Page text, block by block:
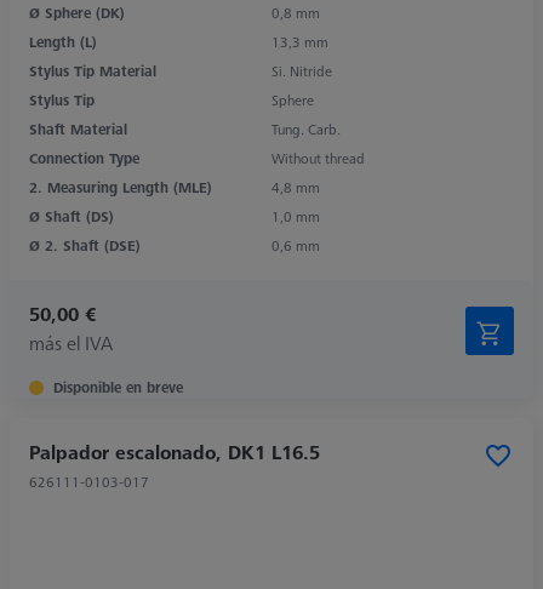
Ø Sphere (DK)
0,8 mm
Length (L)
13,3 mm
Stylus Tip Material
Si. Nitride
Stylus Tip
Sphere
Shaft Material
Tung. Carb.
Connection Type
Without thread
2. Measuring Length (MLE)
4,8 mm
Ø Shaft (DS)
1,0 mm
Ø 2. Shaft (DSE)
0,6 mm
50,00 €
más el IVA
Disponible en breve
Palpador escalonado, DK1 L16.5
626111-0103-017